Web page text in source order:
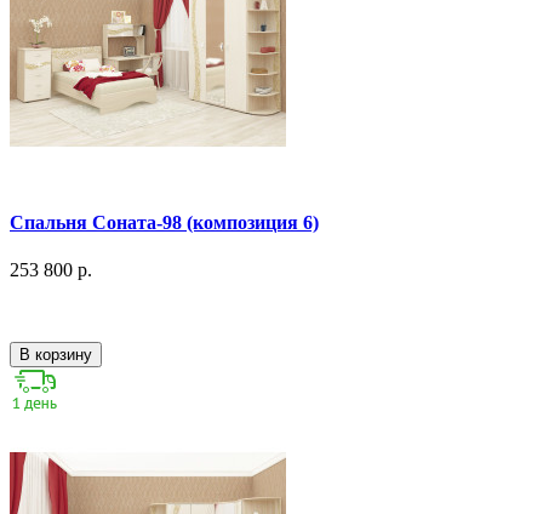
Спальня Соната-98 (композиция 6)
253 800 р.
В корзину